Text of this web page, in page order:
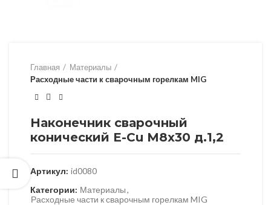
Главная
Материалы
Расходные части к сварочным горелкам MIG
Наконечник сварочный
конический E-Cu М8х30 д.1,2
Артикул: id0080
Категории: Материалы,
Расходные части к сварочным горелкам MIG